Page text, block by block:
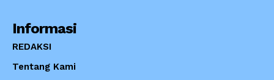
Informasi
REDAKSI
Tentang Kami